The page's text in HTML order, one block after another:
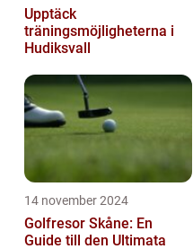
Upptäck
träningsmöjligheterna i
Hudiksvall
14 november 2024
Golfresor Skåne: En
Guide till den Ultimata